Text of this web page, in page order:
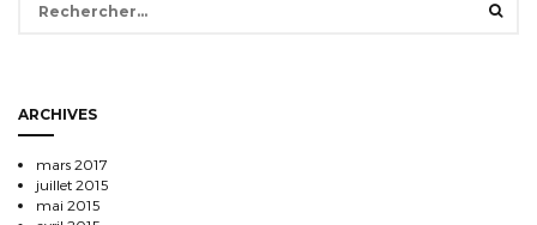
ARCHIVES
mars 2017
juillet 2015
mai 2015